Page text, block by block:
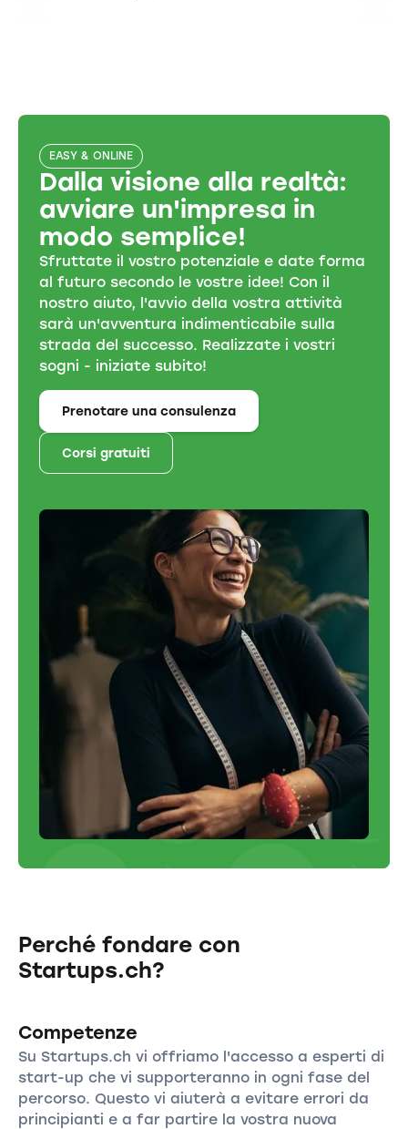
EASY & ONLINE
Dalla visione alla realtà:
avviare un'impresa in
modo semplice!
Sfruttate il vostro potenziale e date forma
al futuro secondo le vostre idee! Con il
nostro aiuto, l'avvio della vostra attività
sarà un'avventura indimenticabile sulla
strada del successo. Realizzate i vostri
sogni - iniziate subito!
Prenotare una consulenza
Corsi gratuiti
Perché fondare con
Startups.ch?
Competenze
Su Startups.ch vi offriamo l'accesso a esperti di
start-up che vi supporteranno in ogni fase del
percorso. Questo vi aiuterà a evitare errori da
principianti e a far partire la vostra nuova